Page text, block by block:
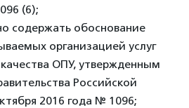
(6);
содержать обоснование
организацией услуг
ОПУ, утвержденным
Российской
2016 года № 1096;